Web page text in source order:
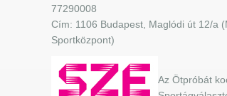
77290008
Cím: 1106 Budapest, Maglódi út 12/a
Sportközpont)
Az Ötpróbát